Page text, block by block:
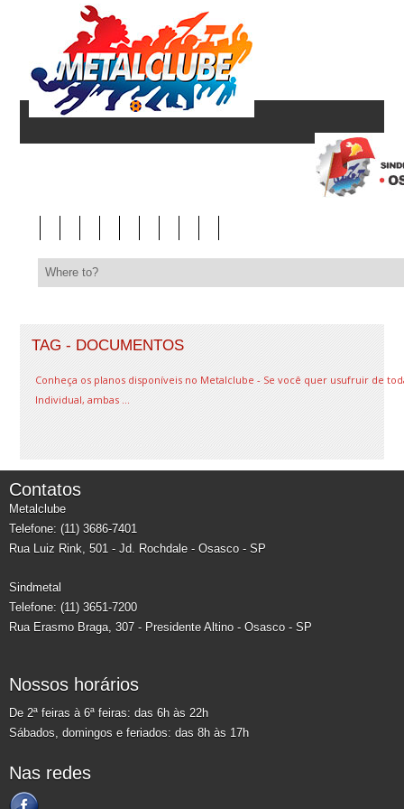
TAG - DOCUMENTOS
Conheça os planos disponíveis no Metalclube - Se você quer usufruir de
Individual, ambas ...
Contatos
Metalclube
Telefone: (11) 3686-7401
Rua Luiz Rink, 501 - Jd. Rochdale - Osasco - SP
Sindmetal
Telefone: (11) 3651-7200
Rua Erasmo Braga, 307 - Presidente Altino - Osasco - SP
Nossos horários
De 2ª feiras à 6ª feiras: das 6h às 22h
Sábados, domingos e feriados: das 8h às 17h
Nas redes